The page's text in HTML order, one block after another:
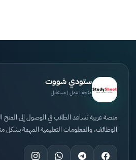
ستودي شووت
منحة | عمل | مستقبل
منصة عربية تساعد الطلاب في الوصول إلى المنح
الوظائف، والمعلومات التعليمية المهمة